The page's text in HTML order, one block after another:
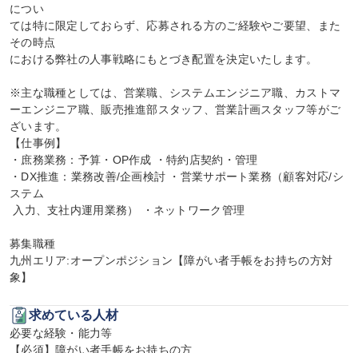
につい
ては特に限定しておらず、応募される方のご経験やご要望、また
その時点
における弊社の人事戦略にもとづき配置を決定いたします。
※主な職種としては、営業職、システムエンジニア職、カストマ
ーエンジニア職、販売推進部スタッフ、営業計画スタッフ等がご
ざいます。
【仕事例】
・庶務業務：予算・OP作成 ・特約店契約・管理
・DX推進：業務改善/企画検討 ・営業サポート業務（顧客対応/シ
ステム
募集職種
九州エリア:オープンポジション【障がい者手帳をお持ちの方対
象】
求めている人材
必要な経験・能力等
【必須】障がい者手帳をお持ちの方